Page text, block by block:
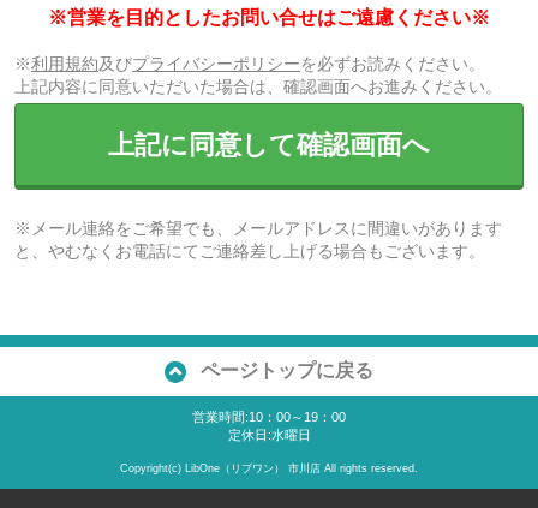
※営業を目的としたお問い合せはご遠慮ください※
※利用規約及びプライバシーポリシーを必ずお読みください。
上記内容に同意いただいた場合は、確認画面へお進みください。
上記に同意して確認画面へ
※メール連絡をご希望でも、メールアドレスに間違いがあります
と、やむなくお電話にてご連絡差し上げる場合もございます。
ページトップに戻る
営業時間:10：00～19：00
定休日:水曜日
Copyright(c) LibOne（リブワン） 市川店 All rights reserved.